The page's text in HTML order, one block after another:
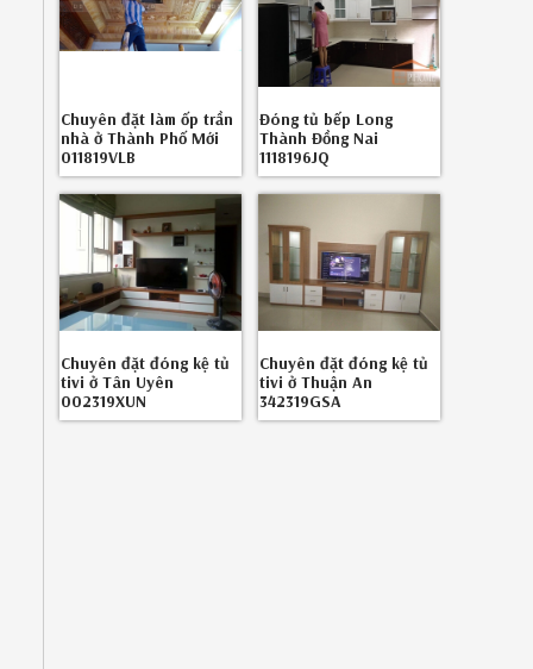
Chuyên đặt làm ốp trần
nhà ở Thành Phố Mới
011819VLB
Đóng tủ bếp Long
Thành Đồng Nai
1118196JQ
Chuyên đặt đóng kệ tủ
tivi ở Tân Uyên
002319XUN
Chuyên đặt đóng kệ tủ
tivi ở Thuận An
342319GSA